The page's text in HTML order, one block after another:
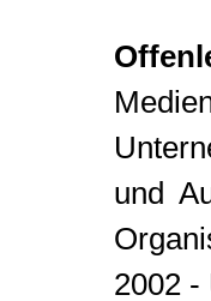
und
2002 -